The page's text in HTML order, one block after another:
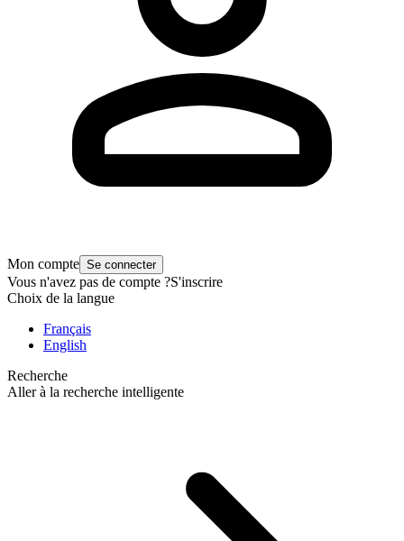
Mon compte Se connecter
Vous n'avez pas de compte ?S'inscrire
Choix de la langue
Français
English
Recherche
Aller à la recherche intelligente